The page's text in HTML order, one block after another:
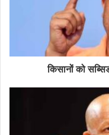
किसानों को